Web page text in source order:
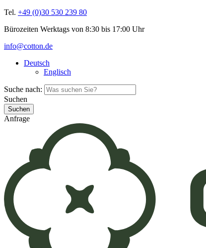
Tel. +49 (0)30 530 239 80
Bürozeiten Werktags von 8:30 bis 17:00 Uhr
info@cotton.de
Deutsch
Englisch
Suche nach:
Suchen
Anfrage